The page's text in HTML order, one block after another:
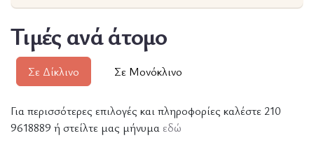
Τιμές ανά άτομο
Σε Δίκλινο Σε Μονόκλινο
Για περισσότερες επιλογές και πληροφορίες καλέστε 210
9618889 ή στείλτε μας μήνυμα εδώ